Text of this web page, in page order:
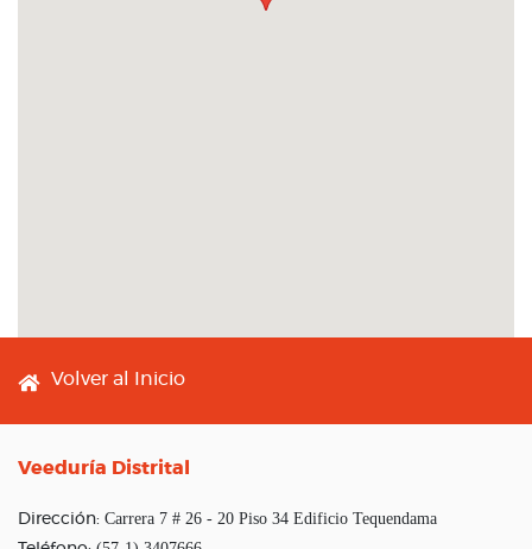
Footer menu
Volver al Inicio
Veeduría Distrital
Dirección: Carrera 7 # 26 - 20 Piso 34 Edificio Tequendama